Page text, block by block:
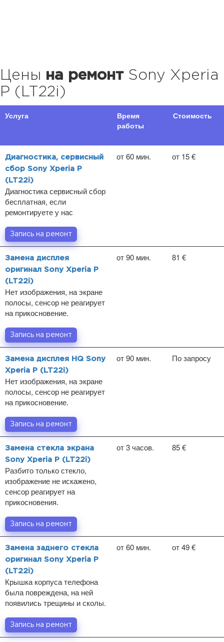
Цены на ремонтSony Xperia
P (LT22i)
Услуга
Время
работы
Стоимость
Диагностика, сервисный
сбор Sony Xperia P
(LT22i)
Диагностика сервисный сбор
бесплатная, если
ремонтируете у нас
от 60 мин. от 15 €
Запись на ремонт
Замена дисплея
оригинал Sony Xperia P
(LT22i)
Нет изображения, на экране
полосы, сенсор не реагирует
на прикосновение.
от 90 мин. 81 €
Запись на ремонт
Замена дисплея HQ Sony
Xperia P (LT22i)
Нет изображения, на экране
полосы, сенсор не реагирует
на прикосновение.
от 90 мин. По запросу
Запись на ремонт
Замена стекла экрана
Sony Xperia P (LT22i)
Разбито только стекло,
изображение не искажено,
сенсор реагирует на
прикосновения.
от 3 часов. 85 €
Запись на ремонт
Замена заднего стекла
оригинал Sony Xperia P
(LT22i)
Крышка корпуса телефона
была повреждена, на ней
появились трещины и сколы.
от 60 мин. от 49 €
Запись на ремонт